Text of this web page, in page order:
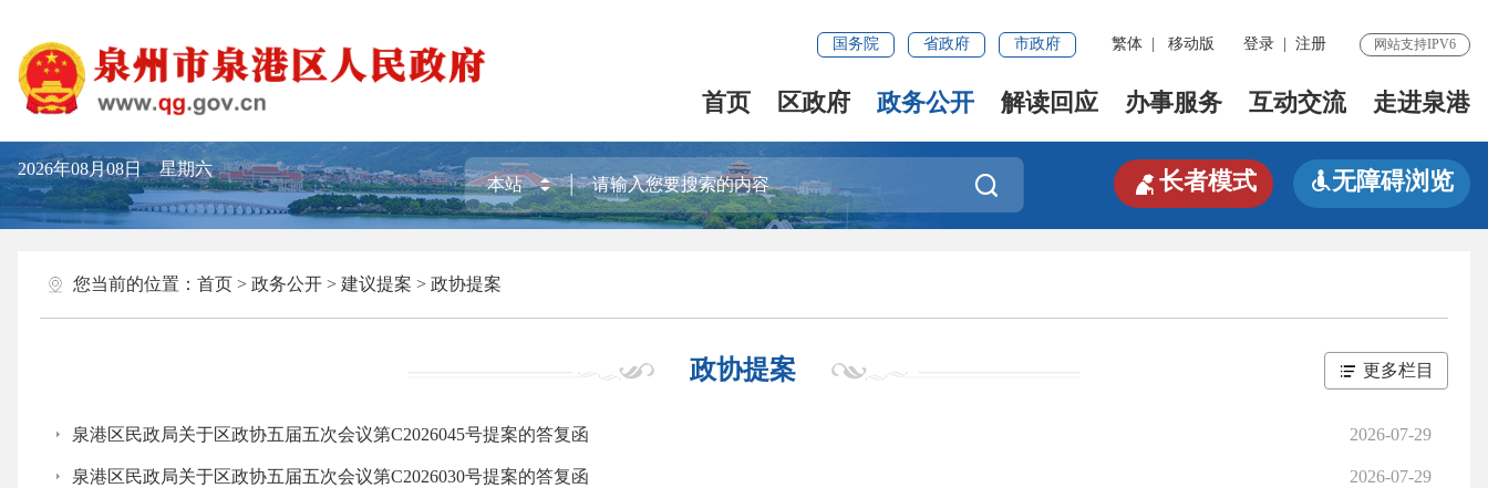
国务院 省政府 市政府 繁体 移动版 登录 注册 网站支持IPV6
首页 区政府 政务公开 解读回应 办事服务 互动交流 走进泉港
2026年08月08日 星期六
 长者模式 无障碍浏览
您当前的位置： 首页 > 政务公开 > 建议提案 > 政协提案
政协提案 更多栏目
2026-07-29
泉港区民政局关于区政协五届五次会议第C2026045号提案的答复函
2026-07-29
泉港区民政局关于区政协五届五次会议第C2026030号提案的答复函